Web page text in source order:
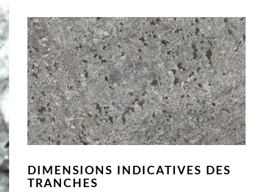
DIMENSIONS INDICATIVES DES
TRANCHES